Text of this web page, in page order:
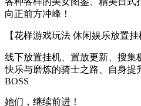
向正前方冲峰！
【花样游戏玩法 休闲娱乐放置挂
线下放置挂机、置放更新、搜集
快乐与磨炼的骑士之路、自身提
BOSS
她们，继续前进！